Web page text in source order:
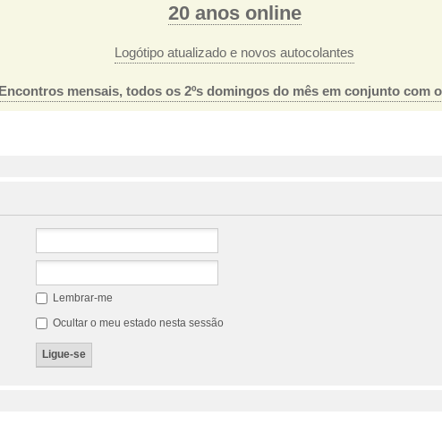
20 anos online
Logótipo atualizado e novos autocolantes
Encontros mensais, todos os 2ºs domingos do mês em conjunto com
Lembrar-me
Ocultar o meu estado nesta sessão